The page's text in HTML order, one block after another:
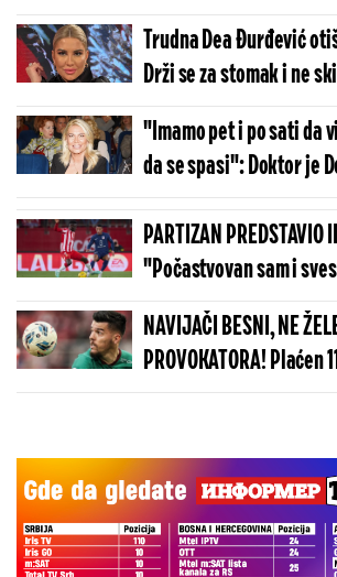
trudnoće (FOTO)
Trudna Dea Đurđević
Drži se za stomak i ne
(FOTO)
"Imamo pet i po sati da
da se spasi": Doktor je
saopštio strašne vesti
PARTIZAN PREDSTAVIO
"Počastvovan sam i
sa velikom istorijom"
NAVIJAČI BESNI, NE
PROVOKATORA! Plaćen
brutalnu poruku